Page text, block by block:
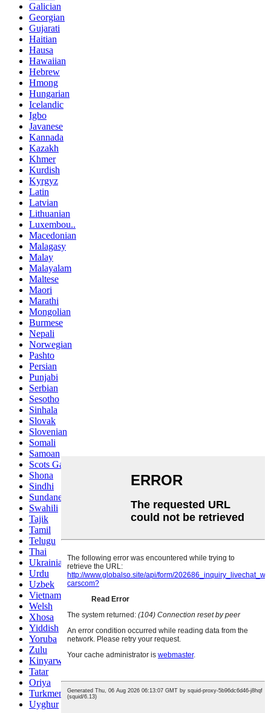
Galician
Georgian
Gujarati
Haitian
Hausa
Hawaiian
Hebrew
Hmong
Hungarian
Icelandic
Igbo
Javanese
Kannada
Kazakh
Khmer
Kurdish
Kyrgyz
Latin
Latvian
Lithuanian
Luxembou..
Macedonian
Malagasy
Malay
Malayalam
Maltese
Maori
Marathi
Mongolian
Burmese
Nepali
Norwegian
Pashto
Persian
Punjabi
Serbian
Sesotho
Sinhala
Slovak
Slovenian
Somali
Samoan
Scots Gaelic
Shona
Sindhi
Sundanese
Swahili
Tajik
Tamil
Telugu
Thai
Ukrainian
Urdu
Uzbek
Vietnamese
Welsh
Xhosa
Yiddish
Yoruba
Zulu
Kinyarwanda
Tatar
Oriya
Turkmen
Uyghur